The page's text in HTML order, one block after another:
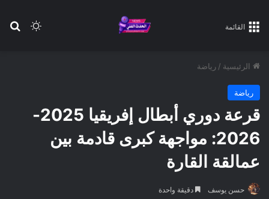
الوضع القائمة
الرئيسية / رياضة
رياضة
قرعة دوري أبطال إفريقيا 2025-
2026: مواجهة كبرى قادمة بين
عمالقة القارة
حسن يوسف دقيقة واحدة